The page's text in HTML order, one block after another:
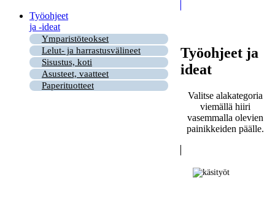
Työohjeet
ja -ideat
Ymparistöteokset
Lelut- ja harrastusvälineet
Sisustus, koti
Asusteet, vaatteet
Paperituotteet
Työohjeet ja
ideat
Valitse alakategoria
viemällä hiiri
vasemmalla olevien
painikkeiden päälle.